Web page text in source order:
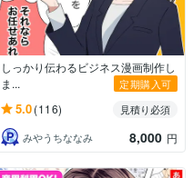
しっかり伝わるビジネス漫画制作し
ま...
定期購入可
5.0(116)
見積り必須
みやうちななみ
8,000 円